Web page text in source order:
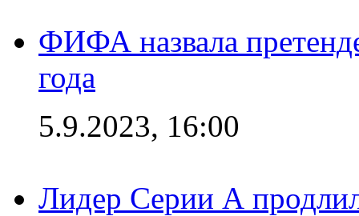
ФИФА назвала
года
5.9.2023, 16:00
Лидер Серии А